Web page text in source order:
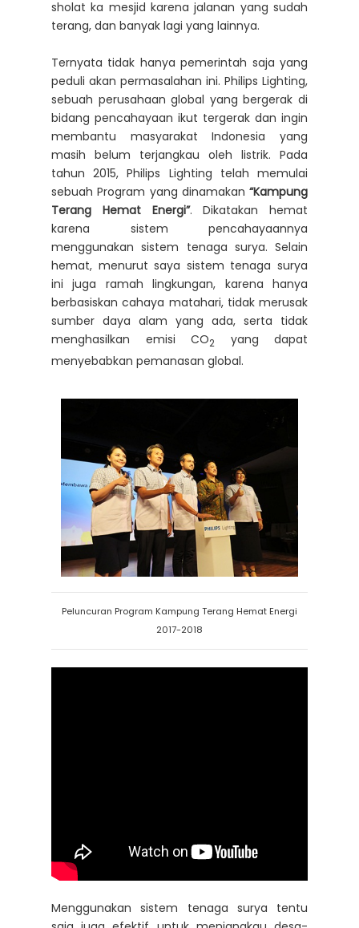
sholat ka mesjid karena jalanan yang sudah
terang, dan banyak lagi yang lainnya.
Ternyata tidak hanya pemerintah saja yang
peduli akan permasalahan ini. Philips Lighting,
sebuah perusahaan global yang bergerak di
bidang pencahayaan ikut tergerak dan ingin
membantu masyarakat Indonesia yang
masih belum terjangkau oleh listrik. Pada
tahun 2015, Philips Lighting telah memulai
sebuah Program yang dinamakan “Kampung
Terang Hemat Energi”. Dikatakan hemat
karena sistem pencahayaannya
menggunakan sistem tenaga surya. Selain
hemat, menurut saya sistem tenaga surya
ini juga ramah lingkungan, karena hanya
berbasiskan cahaya matahari, tidak merusak
sumber daya alam yang ada, serta tidak
menghasilkan emisi CO2
yang dapat
menyebabkan pemanasan global.
Peluncuran Program Kampung Terang Hemat Energi
2017-2018
Menggunakan sistem tenaga surya tentu